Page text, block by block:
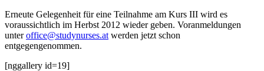
Erneute Gelegenheit für eine Teilnahme am Kurs III wird es
voraussichtlich im Herbst 2012 wieder geben. Voranmeldungen
unteroffice@studynurses.at werden jetzt schon
entgegengenommen.
[nggallery id=19]